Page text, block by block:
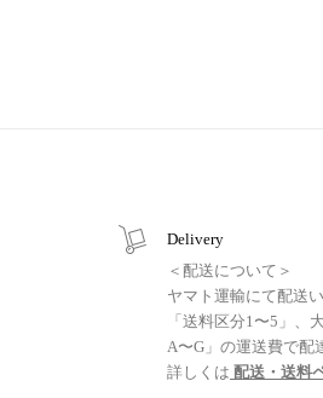
Delivery
＜配送について＞
ヤマト運輸にて配送い
「送料区分1〜5」、
A〜G」の運送費で配
詳しくは 配送・送料